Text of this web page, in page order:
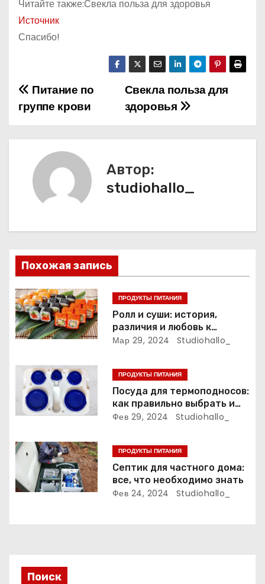
Читайте также:Свекла польза для здоровья
Источник
Спасибо!
Н
а
в
и
я
п
о
з
а
п
и
я
Свекла польза для
здоровья
Питание по
группе крови
Автор:
studiohallo_
Похожая запись
ПРОДУКТЫ ПИТАНИЯ
Ролл и суши: история,
различия и любовь к
японской кухне
Мар 29, 2024 Studiohallo_
ПРОДУКТЫ ПИТАНИЯ
Посуда для термоподносов:
как правильно выбрать и
использовать
Фев 29, 2024 Studiohallo_
ПРОДУКТЫ ПИТАНИЯ
Септик для частного дома:
все, что необходимо знать
Фев 24, 2024 Studiohallo_
Поиск